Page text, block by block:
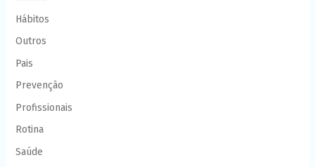
Hábitos
Outros
Pais
Prevenção
Profissionais
Rotina
Saúde